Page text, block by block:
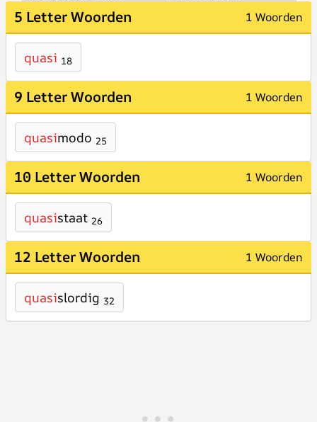
5 Letter Woorden 1 Woorden
quasi 18
9 Letter Woorden 1 Woorden
quasimodo 25
10 Letter Woorden 1 Woorden
quasistaat 26
12 Letter Woorden 1 Woorden
quasislordig 32